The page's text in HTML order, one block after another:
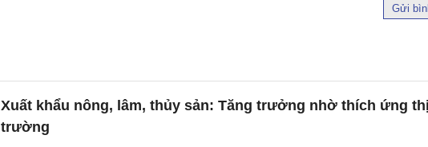
Gửi
Xuất khẩu nông, lâm, thủy sản: Tăng trưởng nhờ thích ứng thị
trường